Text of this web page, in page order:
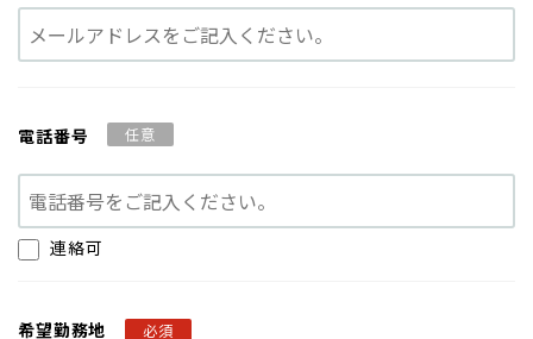
電話番号 任意
連絡可
希望勤務地 必須